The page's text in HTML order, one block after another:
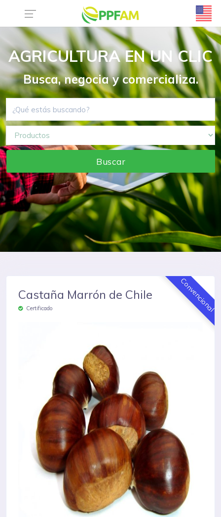
AGRICULTURA EN UN CLIC
Busca, negocia y comercializa.
Buscar
Convencional
Castaña Marrón de Chile
Certificado